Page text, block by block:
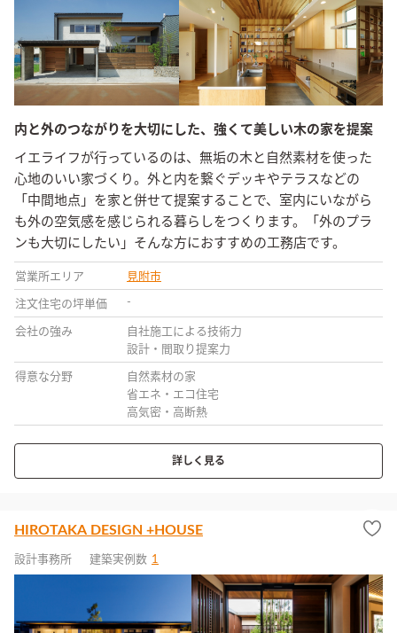
内と外のつながりを大切にした、強くて美しい木の家を提案
イエライフが行っているのは、無垢の木と自然素材を使った
心地のいい家づくり。外と内を繋ぐデッキやテラスなどの
「中間地点」を家と併せて提案することで、室内にいながら
も外の空気感を感じられる暮らしをつくります。「外のプラ
ンも大切にしたい」そんな方におすすめの工務店です。
営業所エリア 見附市
注文住宅の坪単価 -
会社の強み
自社施工による技術力
設計・間取り提案力
得意な分野
自然素材の家
省エネ・エコ住宅
高気密・高断熱
詳しく見る
HIROTAKA DESIGN +HOUSE
設計事務所 建築実例数 1